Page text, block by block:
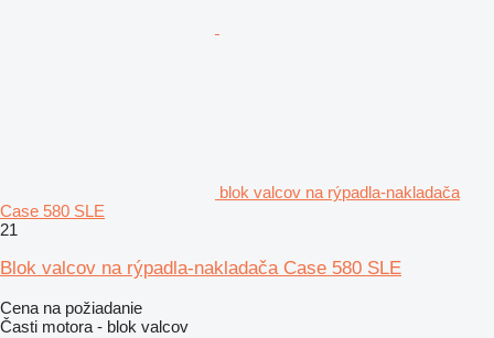
blok valcov na rýpadla-nakladača
Case 580 SLE
21
Blok valcov na rýpadla-nakladača Case 580 SLE
Cena na požiadanie
Časti motora - blok valcov